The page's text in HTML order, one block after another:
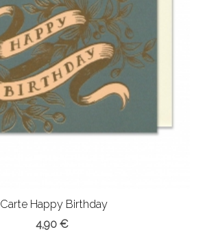
Carte Happy Birthday
4,90 €